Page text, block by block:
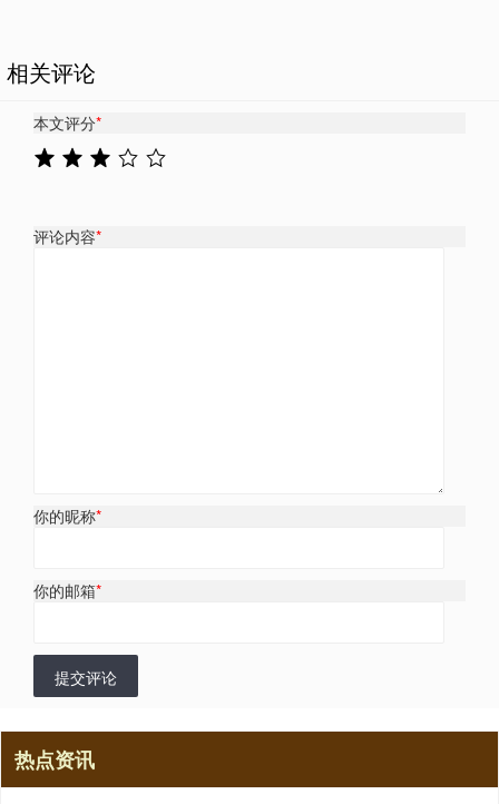
相关评论
本文评分*
评论内容*
你的昵称*
你的邮箱*
提交评论
热点资讯